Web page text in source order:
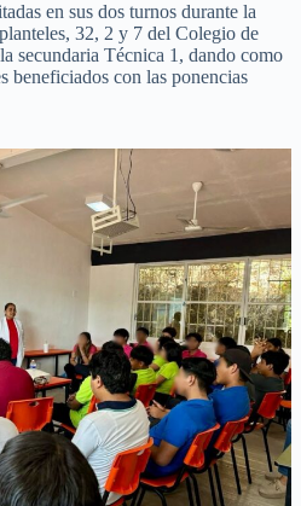
en sus dos turnos durante la
32, 2 y 7 del Colegio de
secundaria Técnica 1, dando como
beneficiados con las ponencias